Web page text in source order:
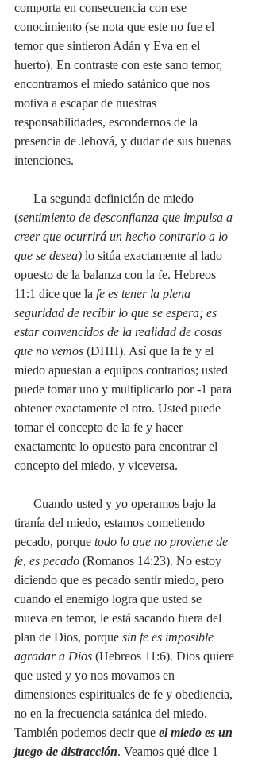
comporta en consecuencia con ese
conocimiento (se nota que este no fue el
temor que sintieron Adán y Eva en el
huerto). En contraste con este sano temor,
encontramos el miedo satánico que nos
motiva a escapar de nuestras
responsabilidades, escondernos de la
presencia de Jehová, y dudar de sus buenas
intenciones.
(sentimiento de desconfianza que impulsa a
creer que ocurrirá un hecho contrario a lo
que se desea) lo sitúa exactamente al lado
opuesto de la balanza con la fe. Hebreos
11:1 dice que la fe es tener la plena
seguridad de recibir lo que se espera; es
estar convencidos de la realidad de cosas
que no vemos (DHH). Así que la fe y el
miedo apuestan a equipos contrarios; usted
puede tomar uno y multiplicarlo por -1 para
obtener exactamente el otro. Usted puede
tomar el concepto de la fe y hacer
exactamente lo opuesto para encontrar el
concepto del miedo, y viceversa.
tiranía del miedo, estamos cometiendo
pecado, porque todo lo que no proviene de
fe, es pecado (Romanos 14:23). No estoy
diciendo que es pecado sentir miedo, pero
cuando el enemigo logra que usted se
mueva en temor, le está sacando fuera del
plan de Dios, porque sin fe es imposible
agradar a Dios (Hebreos 11:6). Dios quiere
que usted y yo nos movamos en
dimensiones espirituales de fe y obediencia,
no en la frecuencia satánica del miedo.
También podemos decir que el miedo es un
juego de distracción. Veamos qué dice 1